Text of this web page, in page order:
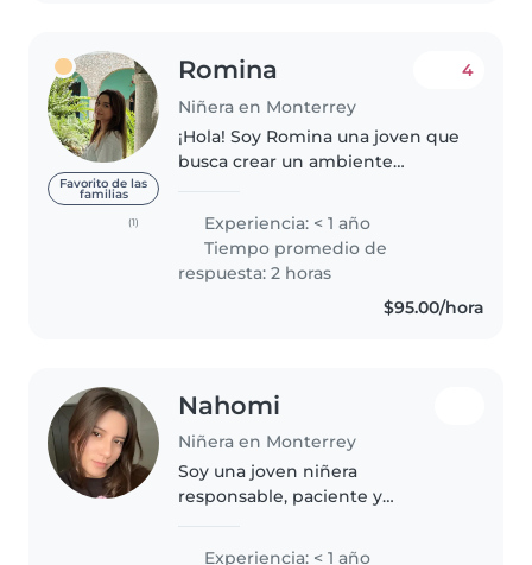
Favorito de las
familias
(1)
Romina
Niñera en Monterrey
4
¡Hola! Soy Romina una joven que
busca crear un ambiente
sentirse cómodos y felices. Me
considero responsable, atenta y
creativa..
Experiencia: < 1 año
Tiempo promedio de
respuesta: 2 horas
$95.00/hora
Nahomi
Niñera en Monterrey
Soy una joven niñera
responsable, paciente y
pequeños. Tengo experiencia
Experiencia: < 1 año